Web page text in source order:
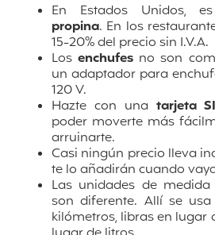
En Estados Unidos,
propina. En los
15-20% del precio sin I.V.A.
Losenchufes no son
un adaptador para
120 V.
Hazte con unatarjeta
poder moverte más
arruinarte.
Casi ningún precio lleva
te lo añadirán cuando
Las unidades de
son diferente. Allí se
kilómetros, libras en lugar